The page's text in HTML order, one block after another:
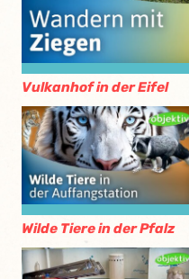
Vulkanhof in der Eifel
Wilde Tiere in der Pfalz